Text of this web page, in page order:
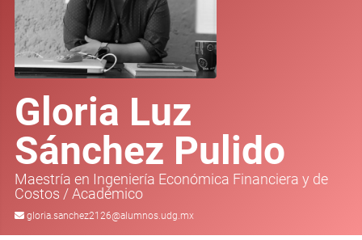
Gloria Luz
Sánchez Pulido
Maestría en Ingeniería Económica Financiera y de
Costos /Académico
gloria.sanchez2126@alumnos.udg.mx